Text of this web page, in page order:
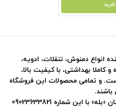
خرید
انواع دمنوش، تنقلات، ادویه،
بهداشتی، با کیفیت بالا،
و تمامی محصولات این فروشگاه
این شماره 09023633821